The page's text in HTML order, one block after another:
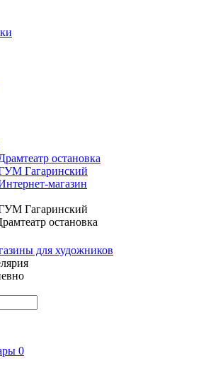
остановка
Гагаринский
магазин
Гагаринский
остановка
0